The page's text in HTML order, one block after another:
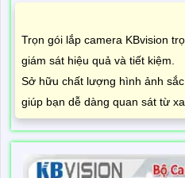
Trọn gói lắp camera KBvision
giám sát hiệu quả và tiết kiệm.
Sở hữu chất lượng hình ảnh
giúp bạn dễ dàng quan sát từ